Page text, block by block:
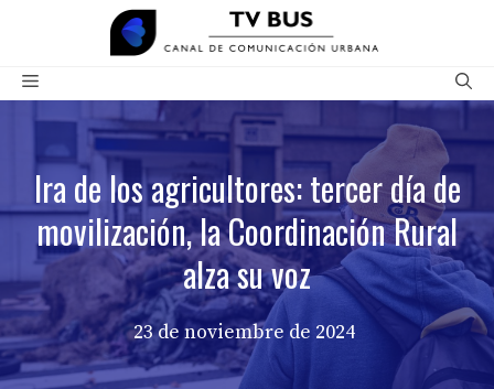
contenido
Menú
Ira de los agricultores: tercer día de
movilización, la Coordinación Rural
alza su voz
23 de noviembre de 2024